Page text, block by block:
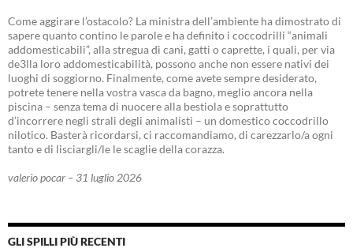
Come aggirare l’ostacolo? La ministra dell’ambiente ha dimostrato di
sapere quanto contino le parole e ha definito i coccodrilli “animali
addomesticabili”, alla stregua di cani, gatti o caprette, i quali, per via
de3lla loro addomesticabilità, possono anche non essere nativi dei
luoghi di soggiorno. Finalmente, come avete sempre desiderato,
potrete tenere nella vostra vasca da bagno, meglio ancora nella
piscina – senza tema di nuocere alla bestiola e soprattutto
d’incorrere negli strali degli animalisti – un domestico coccodrillo
nilotico. Basterà ricordarsi, ci raccomandiamo, di carezzarlo/a ogni
tanto e di lisciargli/le le scaglie della corazza.
valerio pocar – 31 luglio 2026
GLI SPILLI PIÙ RECENTI